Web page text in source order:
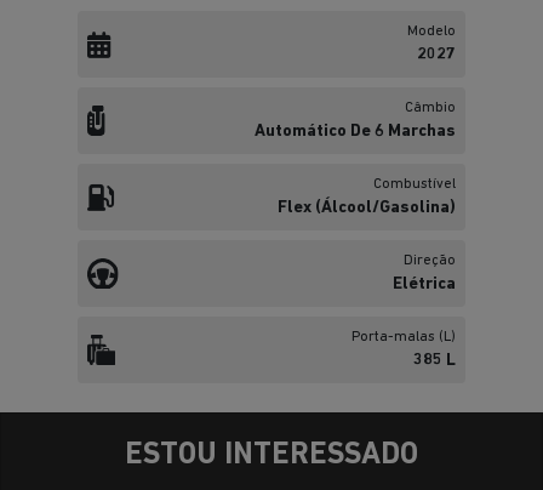
ESTOU INTERESSADO
Modelo
2027
Câmbio
Automático De 6 Marchas
Combustível
Flex (álcool/gasolina)
Direção
Elétrica
Porta-malas (L)
385 L